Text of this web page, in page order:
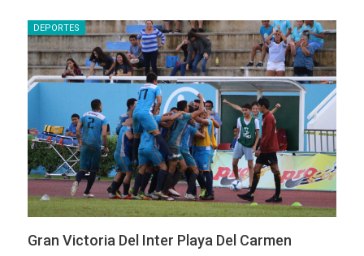
DEPORTES
Gran Victoria Del Inter Playa Del Carmen